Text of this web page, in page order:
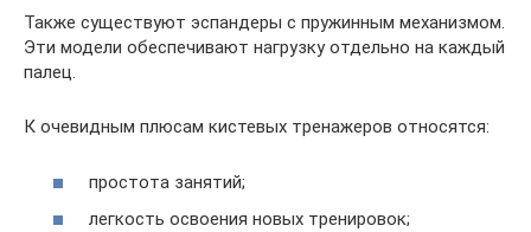
Также существуют эспандеры с пружинным механизмом.
Эти модели обеспечивают нагрузку отдельно на каждый
палец.
К очевидным плюсам кистевых тренажеров относятся:
простота занятий;
легкость освоения новых тренировок;